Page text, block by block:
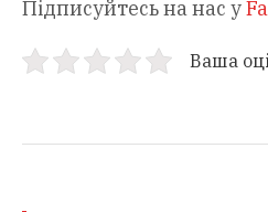
Підписуйтесь на нас у
Ваша